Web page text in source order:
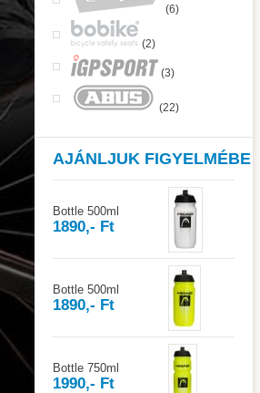
(6)
(2)
(3)
(22)
AJÁNLJUK FIGYELMÉBE
Bottle 500ml
1890,- Ft
Bottle 500ml
1890,- Ft
Bottle 750ml
1990,- Ft